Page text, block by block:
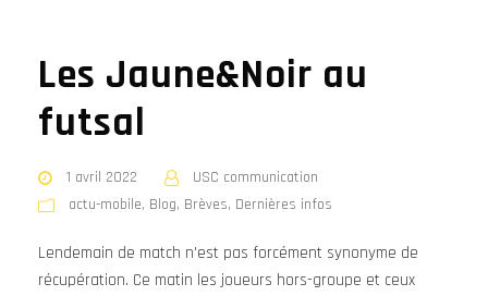
Les Jaune&Noir au
futsal
1 avril 2022
USC communication
actu-mobile, Blog, Brèves, Dernières infos
Lendemain de match n'est pas forcément synonyme de
récupération. Ce matin les joueurs hors-groupe et ceux